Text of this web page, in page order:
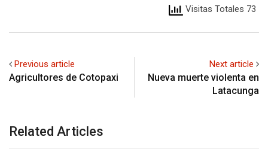
Visitas Totales 73
Previous article
Agricultores de Cotopaxi
Next article
Nueva muerte violenta en
Latacunga
Related Articles